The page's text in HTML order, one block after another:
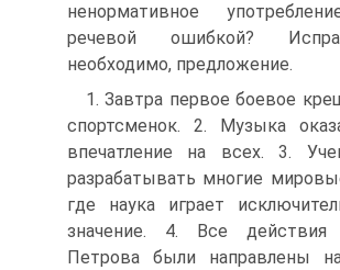
ненормативное
рече­вой ошибкой?
необходимо, предложение.
1. Завтра первое боевое
спортсме­нок. 2. Музыка
впечатление на всех. 3.
разрабатывать многие
где наука играет
значение. 4. Все действия
Петрова были направ­лены